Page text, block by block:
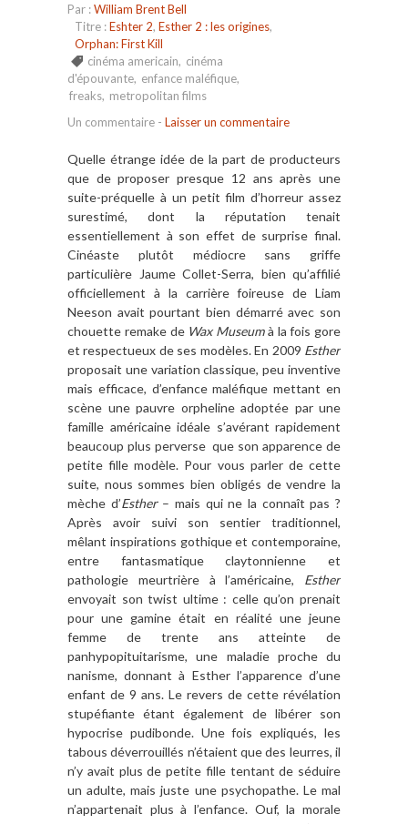
Par :William Brent Bell
Titre :Eshter 2, Esther 2 : les origines,
Orphan: First Kill
cinéma americain, cinéma
d'épouvante, enfance maléfique,
freaks, metropolitan films
Un commentaire - Laisser un commentaire
Quelle étrange idée de la part de producteurs
que de proposer presque 12 ans après une
suite-préquelle à un petit film d’horreur assez
surestimé, dont la réputation tenait
essentiellement à son effet de surprise final.
Cinéaste plutôt médiocre sans griffe
particulière Jaume Collet-Serra, bien qu’affilié
officiellement à la carrière foireuse de Liam
Neeson avait pourtant bien démarré avec son
chouette remake de Wax Museumà la fois gore
et respectueux de ses modèles. En 2009 Esther
proposait une variation classique, peu inventive
mais efficace, d’enfance maléfique mettant en
scène une pauvre orpheline adoptée par une
famille américaine idéale s’avérant rapidement
beaucoup plus perverse que son apparence de
petite fille modèle. Pour vous parler de cette
suite, nous sommes bien obligés de vendre la
mèche d’Esther– mais qui ne la connaît pas ?
Après avoir suivi son sentier traditionnel,
mêlant inspirations gothique et contemporaine,
entre fantasmatique claytonnienne et
pathologie meurtrière à l’américaine, Esther
envoyait son twist ultime : celle qu’on prenait
pour une gamine était en réalité une jeune
femme de trente ans atteinte de
panhypopituitarisme, une maladie proche du
nanisme, donnant à Esther l’apparence d’une
enfant de 9 ans. Le revers de cette révélation
stupéfiante étant également de libérer son
hypocrise pudibonde. Une fois expliqués, les
tabous déverrouillés n’étaient que des leurres, il
n’y avait plus de petite fille tentant de séduire
un adulte, mais juste une psychopathe. Le mal
n’appartenait plus à l’enfance. Ouf, la morale